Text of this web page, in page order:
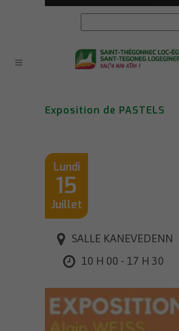
Exposition de PASTELS
Lundi
15
Juillet
SALLE KANEVEDENN
10 H 00 - 17 H 30